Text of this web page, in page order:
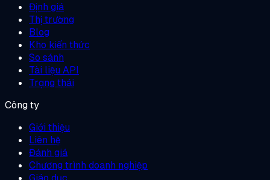
Định giá
Thị trường
Blog
Kho kiến thức
So sánh
Tài liệu API
Trạng thái
Công ty
Giới thiệu
Liên hệ
Đánh giá
Chương trình doanh nghiệp